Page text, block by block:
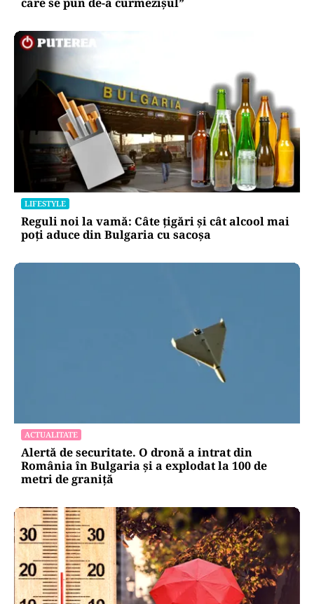
LIFESTYLE
Reguli noi la vamă: Câte țigări și cât alcool mai
poți aduce din Bulgaria cu sacoșa
ACTUALITATE
Alertă de securitate. O dronă a intrat din
România în Bulgaria şi a explodat la 100 de
metri de graniţă